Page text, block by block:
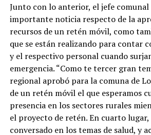
Junto con lo anterior, el jefe
importante noticia respecto de la
recursos de un retén móvil, como
que se están realizando para contar
y el respectivo personal cuando
emergencia. “Como te tercer gran
regional aprobó para la comuna de
de un retén móvil el que esperamos
presencia en los sectores rurales
el proyecto de retén. En cuarto
conversado en los temas de salud, y